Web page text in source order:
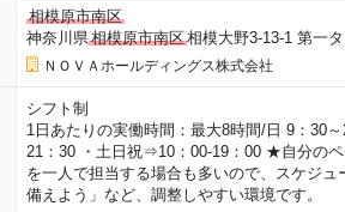
相模原市南区
神奈川県相模原市南区相模大野3-13-1 第一
ＮＯＶＡホールディングス株式会社
シフト制
1日あたりの実働時間：最大8時間/日 9：30
21：30 ・土日祝⇒10：00-19：00 ★自
を一人で担当する場合も多いので、スケジ
備えよう」など、調整しやすい環境です。